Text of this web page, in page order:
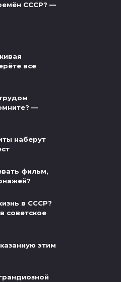
СССР? —
все
—
наберут
фильм,
в СССР?
советское
этим